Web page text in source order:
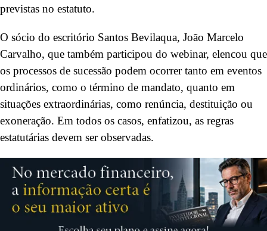
previstas no estatuto.
O sócio do escritório Santos Bevilaqua, João Marcelo
Carvalho, que também participou do webinar, elencou que
os processos de sucessão podem ocorrer tanto em eventos
ordinários, como o término de mandato, quanto em
situações extraordinárias, como renúncia, destituição ou
exoneração. Em todos os casos, enfatizou, as regras
estatutárias devem ser observadas.